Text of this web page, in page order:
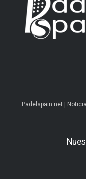
Padelspain.net |